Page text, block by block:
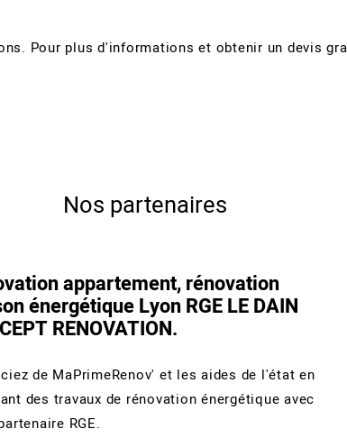
Pour plus d'informations et obtenir un devis
Nos partenaires
appartement, rénovation
énergétique Lyon RGE LE DAIN
RENOVATION.
de MaPrimeRenov' et les aides de l'état en
des travaux de rénovation énergétique avec
RGE.